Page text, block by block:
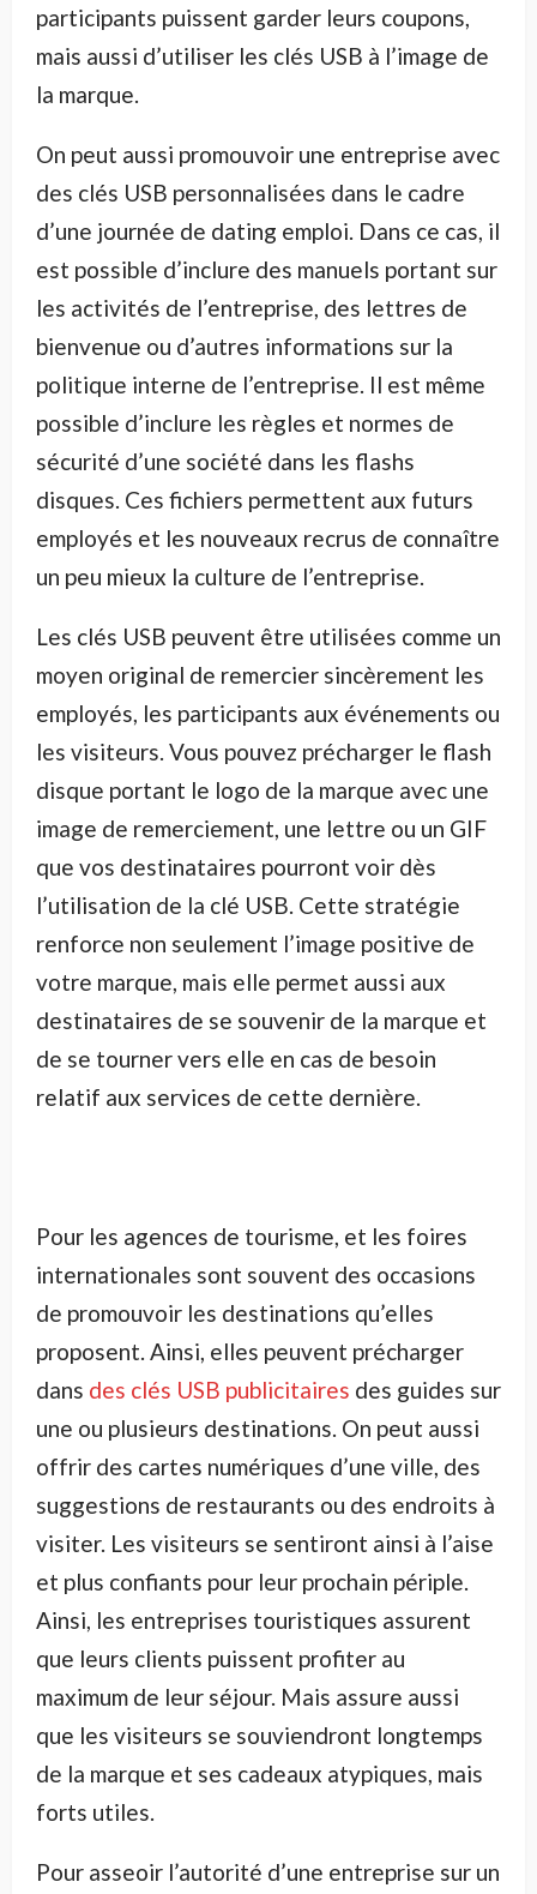
participants puissent garder leurs coupons,
mais aussi d’utiliser les clés USB à l’image de
la marque.
On peut aussi promouvoir une entreprise avec
des clés USB personnalisées dans le cadre
d’une journée de dating emploi. Dans ce cas, il
est possible d’inclure des manuels portant sur
les activités de l’entreprise, des lettres de
bienvenue ou d’autres informations sur la
politique interne de l’entreprise. Il est même
possible d’inclure les règles et normes de
sécurité d’une société dans les flashs
disques. Ces fichiers permettent aux futurs
employés et les nouveaux recrus de connaître
un peu mieux la culture de l’entreprise.
Les clés USB peuvent être utilisées comme un
moyen original de remercier sincèrement les
employés, les participants aux événements ou
les visiteurs. Vous pouvez précharger le flash
disque portant le logo de la marque avec une
image de remerciement, une lettre ou un GIF
que vos destinataires pourront voir dès
l’utilisation de la clé USB. Cette stratégie
renforce non seulement l’image positive de
votre marque, mais elle permet aussi aux
destinataires de se souvenir de la marque et
de se tourner vers elle en cas de besoin
relatif aux services de cette dernière.
Pour les agences de tourisme, et les foires
internationales sont souvent des occasions
de promouvoir les destinations qu’elles
proposent. Ainsi, elles peuvent précharger
dans des clés USB publicitaires des guides sur
une ou plusieurs destinations. On peut aussi
offrir des cartes numériques d’une ville, des
suggestions de restaurants ou des endroits à
visiter. Les visiteurs se sentiront ainsi à l’aise
et plus confiants pour leur prochain périple.
Ainsi, les entreprises touristiques assurent
que leurs clients puissent profiter au
maximum de leur séjour. Mais assure aussi
que les visiteurs se souviendront longtemps
de la marque et ses cadeaux atypiques, mais
forts utiles.
Pour asseoir l’autorité d’une entreprise sur un